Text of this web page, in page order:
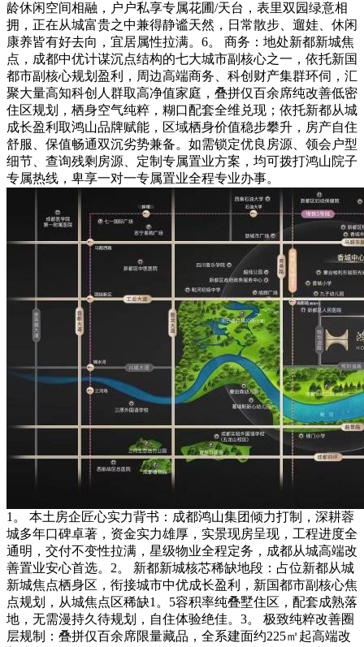
龄休闲空间相融，户户私享专属花圃/天台，表里双园绿意相
拥，正在从城富贵之中兼得静谧天然，日常散步、遛娃、休闲
康养皆有好去向，宜居属性拉满。6。 商务：地处新都新城焦
点，成都中优计谋沉点结构的七大城市副核心之一，依托新国
都市副核心规划盈利，周边高端商务、科创财产集群环伺，汇
聚大量高知科创人群取高净值家庭，叠拼仅百余席纯改善低密
住区规划，栖身空气纯粹，糊口配套全维兑现；依托新都从城
成长盈利取鸿山品牌赋能，区域栖身价值稳步攀升，房产自住
舒服、保值畅通双沉劣势兼备。如需锁定优良房源、领会户型
细节、查询残剩房源、定制专属置业方案，均可拨打鸿山院子
专属热线，卑享一对一专属置业全程专业办事。
1。 本土房企匠心实力背书：成都鸿山集团倾力打制，深耕蓉
城多年口碑卓著，资金实力雄厚，实景现房呈现，工程进度全
通明，交付不变性拉满，星级物业全程定务，成都从城高端改
善置业安心首选。2。 新都新城核芯稀缺地段：占位新都从城
新城焦点栖身区，衔接城市中优成长盈利，新国都市副核心焦
点规划，从城焦点区稀缺1。5容积率纯叠墅住区，配套成熟落
地，无需漫持久待规划，自住体验绝佳。3。 极致纯粹改善圈
层规制：叠拼仅百余席限量藏品，全系建面约225㎡起高端改